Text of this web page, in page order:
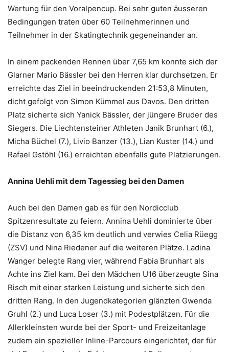
Wertung für den Voralpencup. Bei sehr guten äusseren
Bedingungen traten über 60 Teilnehmerinnen und
Teilnehmer in der Skatingtechnik gegeneinander an.
In einem packenden Rennen über 7,65 km konnte sich der
Glarner Mario Bässler bei den Herren klar durchsetzen. Er
erreichte das Ziel in beeindruckenden 21:53,8 Minuten,
dicht gefolgt von Simon Kümmel aus Davos. Den dritten
Platz sicherte sich Yanick Bässler, der jüngere Bruder des
Siegers. Die Liechtensteiner Athleten Janik Brunhart (6.),
Micha Büchel (7.), Livio Banzer (13.), Lian Kuster (14.) und
Rafael Gstöhl (16.) erreichten ebenfalls gute Platzierungen.
Annina Uehli mit dem Tagessieg bei den Damen
Auch bei den Damen gab es für den Nordicclub
Spitzenresultate zu feiern. Annina Uehli dominierte über
die Distanz von 6,35 km deutlich und verwies Celia Rüegg
(ZSV) und Nina Riedener auf die weiteren Plätze. Ladina
Wanger belegte Rang vier, während Fabia Brunhart als
Achte ins Ziel kam. Bei den Mädchen U16 überzeugte Sina
Risch mit einer starken Leistung und sicherte sich den
dritten Rang. In den Jugendkategorien glänzten Gwenda
Gruhl (2.) und Luca Loser (3.) mit Podestplätzen. Für die
Allerkleinsten wurde bei der Sport- und Freizeitanlage
zudem ein spezieller Inline-Parcours eingerichtet, der für